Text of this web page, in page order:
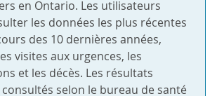
en Ontario. Les utilisateurs
les données les plus récentes
des 10 dernières années,
visites aux urgences, les
et les décès. Les résultats
selon le bureau de santé